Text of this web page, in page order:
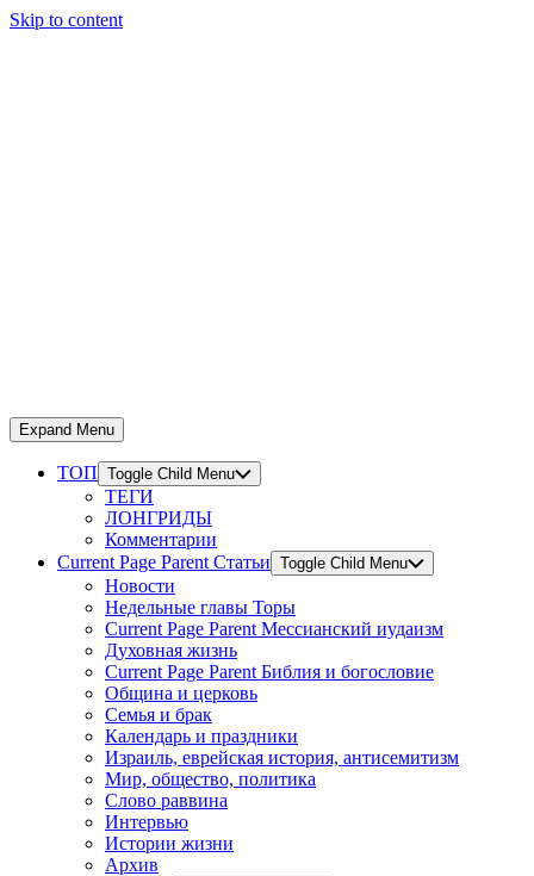
Skip to content
Expand Menu
ТОП Toggle Child Menu
ТЕГИ
ЛОНГРИДЫ
Комментарии
Current Page Parent Статьи Toggle Child Menu
Новости
Недельные главы Торы
Current Page Parent Мессианский иудаизм
Духовная жизнь
Current Page Parent Библия и богословие
Община и церковь
Семья и брак
Календарь и праздники
Израиль, еврейская история, антисемитизм
Мир, общество, политика
Слово раввина
Интервью
Истории жизни
Архив